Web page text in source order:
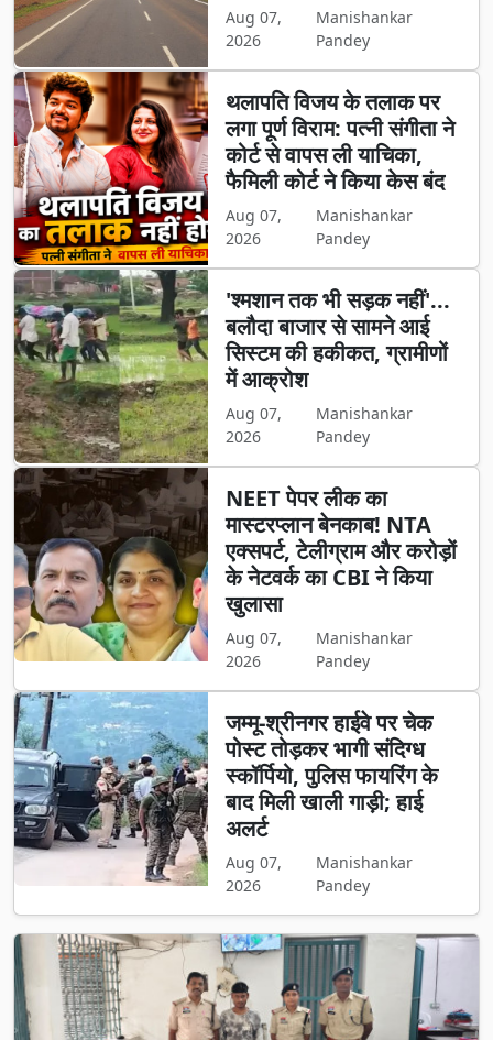
Aug 07,
2026
Manishankar
Pandey
थलापति विजय के तलाक पर
लगा पूर्ण विराम: पत्नी संगीता ने
कोर्ट से वापस ली याचिका,
फैमिली कोर्ट ने किया केस बंद
Aug 07,
2026
Manishankar
Pandey
'श्मशान तक भी सड़क नहीं'...
बलौदा बाजार से सामने आई
सिस्टम की हकीकत, ग्रामीणों
में आक्रोश
Aug 07,
2026
Manishankar
Pandey
NEET पेपर लीक का
मास्टरप्लान बेनकाब! NTA
एक्सपर्ट, टेलीग्राम और करोड़ों
के नेटवर्क का CBI ने किया
खुलासा
Aug 07,
2026
Manishankar
Pandey
जम्मू-श्रीनगर हाईवे पर चेक
पोस्ट तोड़कर भागी संदिग्ध
स्कॉर्पियो, पुलिस फायरिंग के
बाद मिली खाली गाड़ी; हाई
अलर्ट
Aug 07,
2026
Manishankar
Pandey